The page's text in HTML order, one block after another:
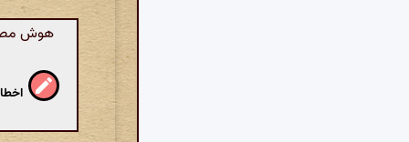
هوش